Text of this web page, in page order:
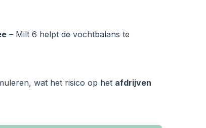
– Milt 6 helpt de vochtbalans te
wat het risico op het afdrijven